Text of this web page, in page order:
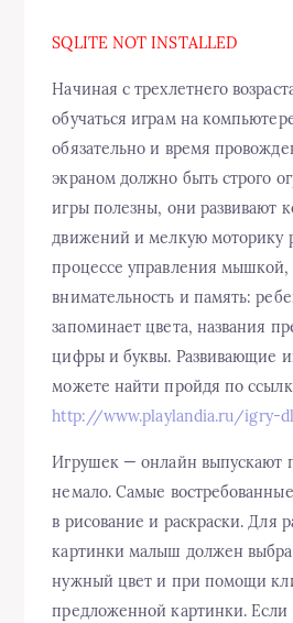
SQLITE NOT INSTALLED
Начиная с трехлетнего
обучаться играм на
обязательно и время
экраном должно быть строго
игры полезны, они развивают
движений и мелкую моторику
процессе управления мышкой,
внимательность и память:
запоминает цвета, названия
цифры и буквы. Развивающие
можете найти пройдя по
http://www.playlandia.ru/igry-
Игрушек — онлайн выпускают
немало. Самые
в рисование и раскраски. Для
картинки малыш должен
нужный цвет и при помощи
предложенной картинки. Если